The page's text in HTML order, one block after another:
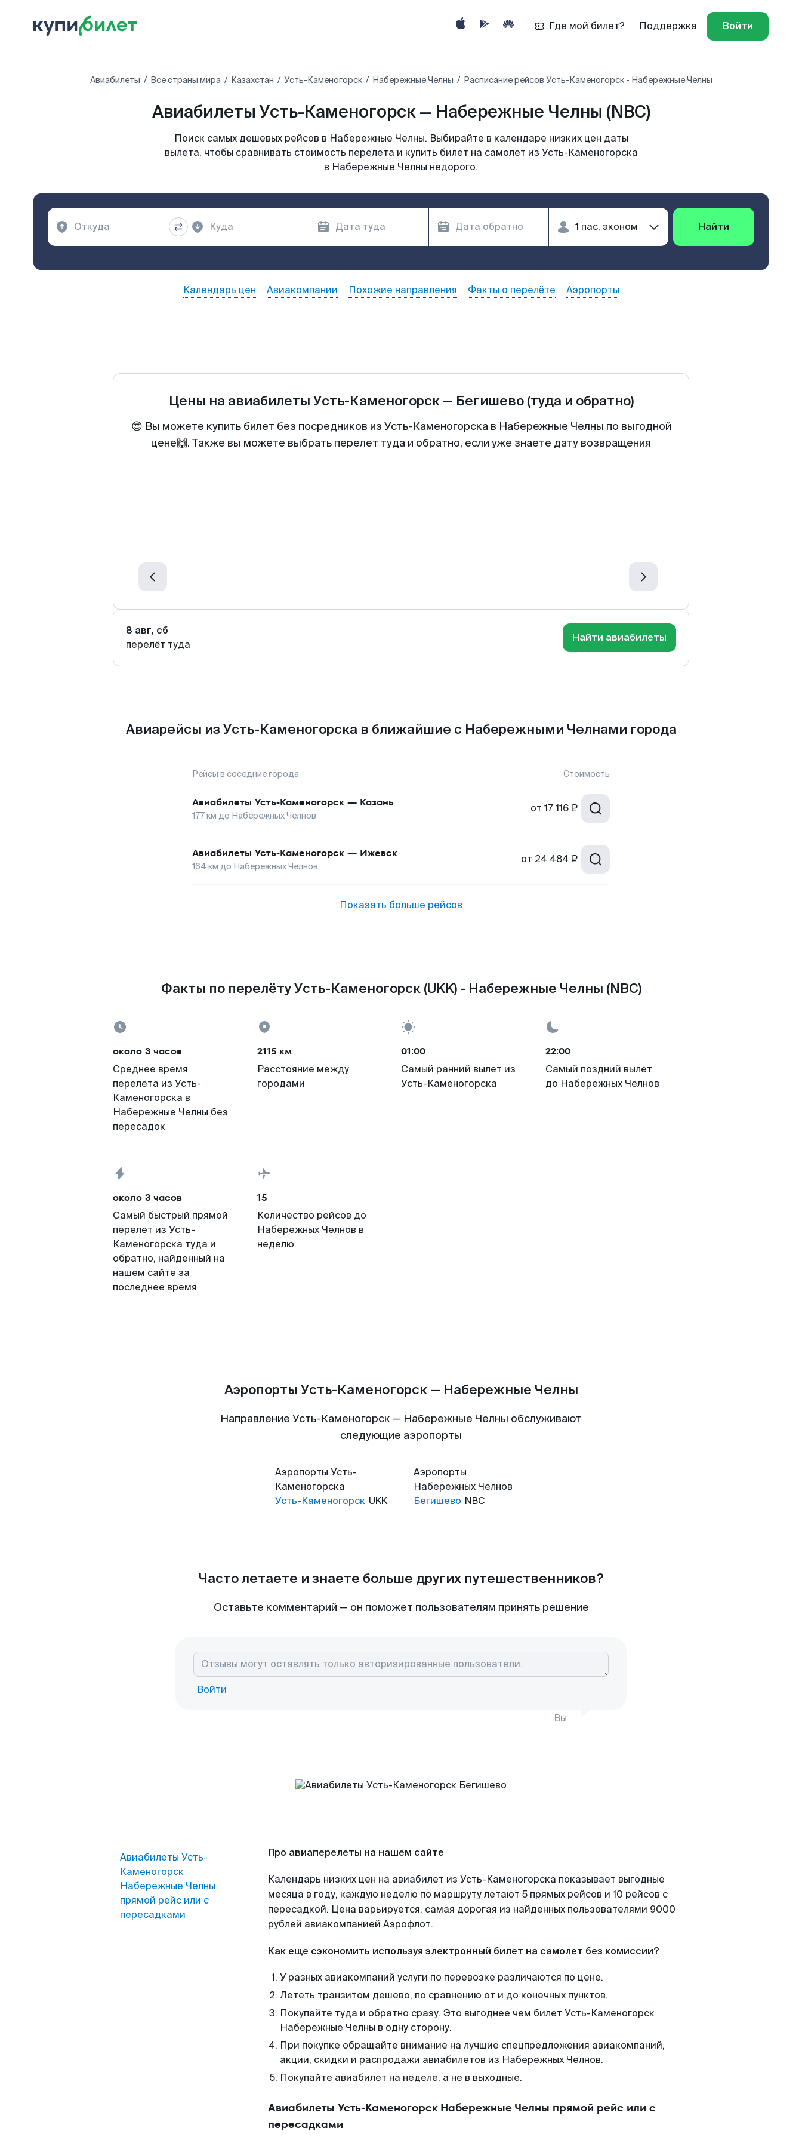
Где мой билет? Поддержка Войти
Авиабилеты Все страны мира Казахстан Усть-Каменогорск Набережные Челны Расписание рейсов Усть-Каменогорск - Набережные Челны
Авиабилеты Усть-Каменогорск — Набережные Челны (NBC)
Поиск самых дешевых рейсов в Набережные Челны. Выбирайте в календаре низких цен даты
вылета, чтобы сравнивать стоимость перелета и купить билет на самолет из Усть-Каменогорска
в Набережные Челны недорого.
Найти
Календарь цен Авиакомпании Похожие направления Факты о перелёте Аэропорты
Цены на авиабилеты Усть-Каменогорск— Бегишево (туда и обратно)
😍 Вы можете купить билет без посредников из Усть-Каменогорска в Набережные Челны по выгодной
цене🙌. Также вы можете выбрать перелет туда и обратно, если уже знаете дату возвращения
8 авг, сб
перелёт туда
Найти авиабилеты
Авиарейсы из Усть-Каменогорска в ближайшие с Набережными Челнами города
Рейсы в соседние города Стоимость
Авиабилеты Усть-Каменогорск — Казань
177км до Набережных Челнов
от 17 116 ₽
Авиабилеты Усть-Каменогорск — Ижевск
164 км до Набережных Челнов
от 24 484 ₽
Показать больше рейсов
Факты по перелёту Усть-Каменогорск (UKK) - Набережные Челны (NBC)
около 3 часов
Среднее время
перелета из Усть-
Каменогорска в
Набережные Челны без
пересадок
2115 км
Расстояние между
городами
01:00
Самый ранний вылет из
Усть-Каменогорска
22:00
Самый поздний вылет
до Набережных Челнов
около 3 часов
Самый быстрый прямой
перелет из Усть-
Каменогорска туда и
обратно, найденный на
нашем сайте за
последнее время
15
Количество рейсов до
Набережных Челнов в
неделю
Аэропорты Усть-Каменогорск — Набережные Челны
Направление Усть-Каменогорск — Набережные Челны обслуживают
следующие аэропорты
Аэропорты Усть-
Каменогорска
Усть-Каменогорск UKK
Аэропорты
Набережных Челнов
Бегишево NBC
Часто летаете и знаете больше других путешественников?
Оставьте комментарий — он поможет пользователям принять решение
Войти
Вы
Авиабилеты Усть-
Каменогорск
Набережные Челны
прямой рейс или с
пересадками
Про авиаперелеты на нашем сайте
Календарь низких цен на авиабилет из Усть-Каменогорска показывает выгодные
месяца в году, каждую неделю по маршруту летают 5 прямых рейсов и 10 рейсов с
пересадкой. Цена варьируется, самая дорогая из найденных пользователями 9000
рублей авиакомпанией Аэрофлот.
Как еще сэкономить используя электронный билет на самолет без комиссии?
У разных авиакомпаний услуги по перевозке различаются по цене.
Лететь транзитом дешево, по сравнению от и до конечных пунктов.
Покупайте туда и обратно сразу. Это выгоднее чем билет Усть-Каменогорск
Набережные Челны в одну сторону.
При покупке обращайте внимание на лучшие спецпредложения авиакомпаний,
акции, скидки и распродажи авиабилетов из Набережных Челнов.
Покупайте авиабилет на неделе, а не в выходные.
Авиабилеты Усть-Каменогорск Набережные Челны прямой рейс или с
пересадками